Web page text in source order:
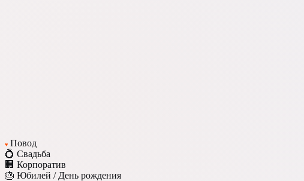
♥ Повод
💍 Свадьба
🏢 Корпоратив
🎂 Юбилей / День рождения